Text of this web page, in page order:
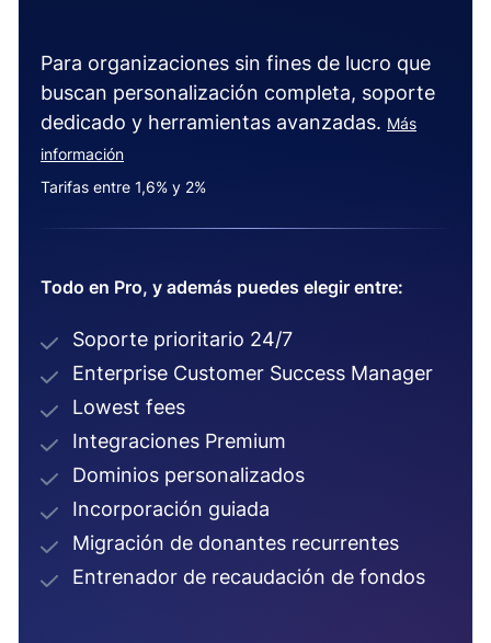
Para organizaciones sin fines de lucro que
buscan personalización completa, soporte
dedicado y herramientas avanzadas. Más
información
Tarifas entre 1,6% y 2%
Todo en Pro, y además puedes elegir entre:
Soporte prioritario 24/7
Enterprise Customer Success Manager
Lowest fees
Integraciones Premium
Dominios personalizados
Incorporación guiada
Migración de donantes recurrentes
Entrenador de recaudación de fondos